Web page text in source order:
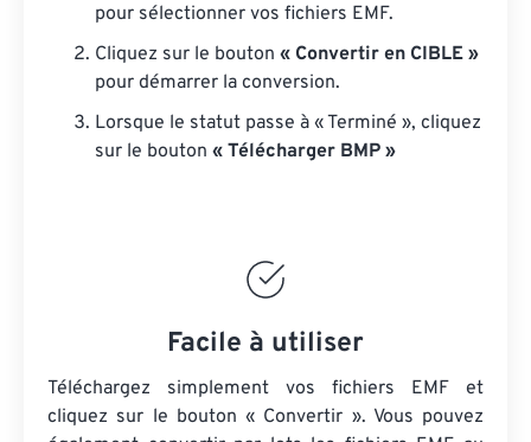
pour sélectionner vos fichiers EMF.
Cliquez sur le bouton « Convertir en CIBLE »
pour démarrer la conversion.
Lorsque le statut passe à « Terminé », cliquez
sur le bouton « Télécharger BMP »
Facile à utiliser
Téléchargez simplement vos fichiers EMF et
cliquez sur le bouton « Convertir ». Vous pouvez